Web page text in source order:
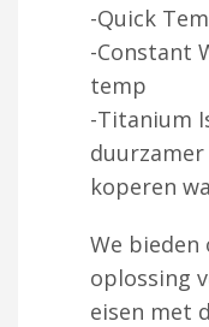
-Quick
-Constant
temp
-Titanium
koperen
We bieden
oplossing
eisen met